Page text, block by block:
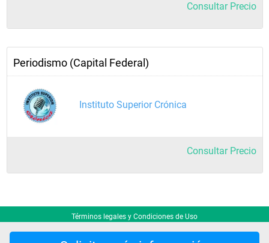
Consultar Precio
Periodismo (Capital Federal)
Instituto Superior Crónica
Consultar Precio
Términos legales y Condiciones de Uso